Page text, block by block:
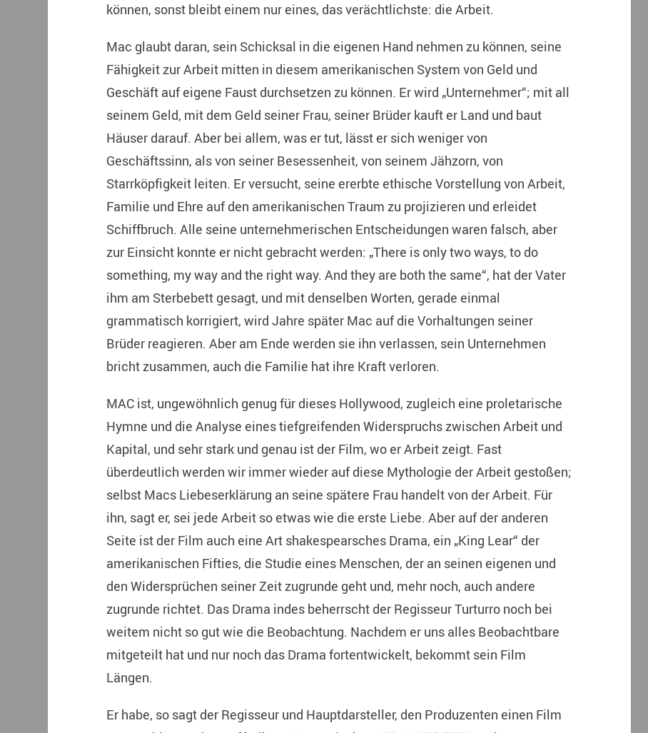
können, sonst bleibt einem nur eines, das verächtlichste: die Arbeit.
Mac glaubt daran, sein Schicksal in die eigenen Hand nehmen zu können, seine
Fähigkeit zur Arbeit mitten in diesem amerikanischen System von Geld und
Geschäft auf eigene Faust durchsetzen zu können. Er wird „Unternehmer“; mit all
seinem Geld, mit dem Geld seiner Frau, seiner Brüder kauft er Land und baut
Häuser darauf. Aber bei allem, was er tut, lässt er sich weniger von
Geschäftssinn, als von seiner Besessenheit, von seinem Jähzorn, von
Starrköpfigkeit leiten. Er versucht, seine ererbte ethische Vorstellung von Arbeit,
Familie und Ehre auf den amerikanischen Traum zu projizieren und erleidet
Schiffbruch. Alle seine unternehmerischen Entscheidungen waren falsch, aber
zur Einsicht konnte er nicht gebracht werden: „There is only two ways, to do
something, my way and the right way. And they are both the same“, hat der Vater
ihm am Sterbebett gesagt, und mit denselben Worten, gerade einmal
grammatisch korrigiert, wird Jahre später Mac auf die Vorhaltungen seiner
Brüder reagieren. Aber am Ende werden sie ihn verlassen, sein Unternehmen
bricht zusammen, auch die Familie hat ihre Kraft verloren.
MAC ist, ungewöhnlich genug für dieses Hollywood, zugleich eine proletarische
Hymne und die Analyse eines tiefgreifenden Widerspruchs zwischen Arbeit und
Kapital, und sehr stark und genau ist der Film, wo er Arbeit zeigt. Fast
überdeutlich werden wir immer wieder auf diese Mythologie der Arbeit gestoßen;
selbst Macs Liebeserklärung an seine spätere Frau handelt von der Arbeit. Für
ihn, sagt er, sei jede Arbeit so etwas wie die erste Liebe. Aber auf der anderen
Seite ist der Film auch eine Art shakespearsches Drama, ein „King Lear“ der
amerikanischen Fifties, die Studie eines Menschen, der an seinen eigenen und
den Widersprüchen seiner Zeit zugrunde geht und, mehr noch, auch andere
zugrunde richtet. Das Drama indes beherrscht der Regisseur Turturro noch bei
weitem nicht so gut wie die Beobachtung. Nachdem er uns alles Beobachtbare
mitgeteilt hat und nur noch das Drama fortentwickelt, bekommt sein Film
Längen.
Er habe, so sagt der Regisseur und Hauptdarsteller, den Produzenten einen Film